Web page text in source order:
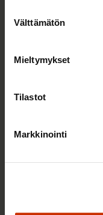
valinta
Välttämätön
Mieltymykset
Tilastot
Markkinointi
13.6.2017 Matti Huutola
Suomeen
TASA-ARVO JA